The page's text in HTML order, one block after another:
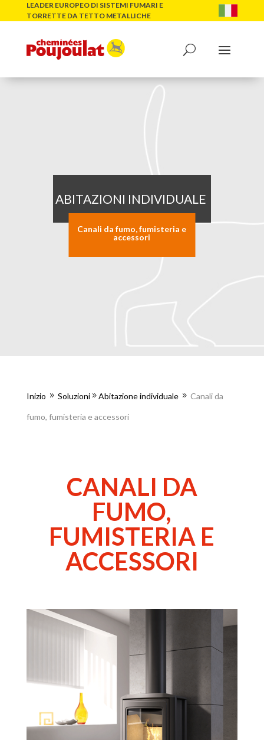
LEADER EUROPEO DI SISTEMI FUMARI E
TORRETTE DA TETTO METALLICHE
ABITAZIONI INDIVIDUALE
Canali da fumo, fumisteria e
accessori
Inizio 9 Soluzioni9 Abitazione individuale 9 Canali da
fumo, fumisteria e accessori
CANALI DA
FUMO,
FUMISTERIA E
ACCESSORI